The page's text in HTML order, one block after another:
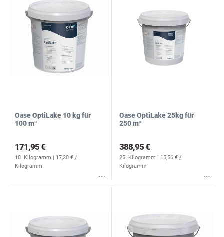
Oase OptiLake 10 kg für
100 m³
171,95 €
10 Kilogramm | 17,20 € /
Kilogramm
Oase OptiLake 25kg für
250 m³
388,95 €
25 Kilogramm | 15,56 € /
Kilogramm